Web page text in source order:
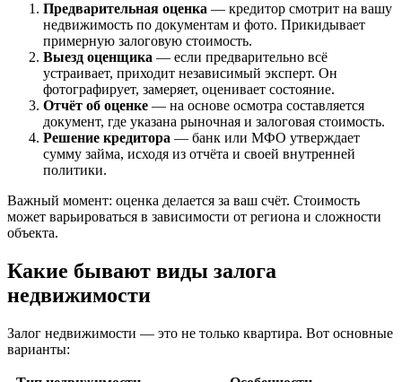
Предварительная оценка — кредитор смотрит на вашу
недвижимость по документам и фото. Прикидывает
примерную залоговую стоимость.
Выезд оценщика — если предварительно всё
устраивает, приходит независимый эксперт. Он
фотографирует, замеряет, оценивает состояние.
Отчёт об оценке — на основе осмотра составляется
документ, где указана рыночная и залоговая стоимость.
Решение кредитора — банк или МФО утверждает
сумму займа, исходя из отчёта и своей внутренней
политики.
Важный момент: оценка делается за ваш счёт. Стоимость
может варьироваться в зависимости от региона и сложности
объекта.
Какие бывают виды залога
недвижимости
Залог недвижимости — это не только квартира. Вот основные
варианты: